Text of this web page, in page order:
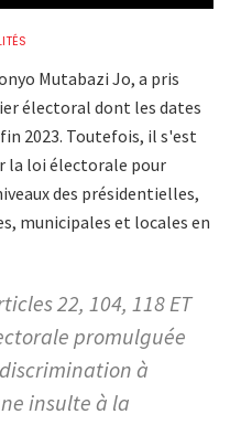
Mutabazi Jo, a pris
électoral dont les dates
2023. Toutefois, il s'est
la loi électorale pour
des présidentielles,
municipales et locales en
22, 104, 118 ET
promulguée
à
insulte à la